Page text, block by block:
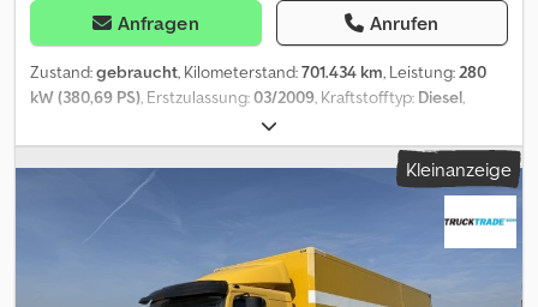
Anfragen Anrufen
Zustand:gebraucht, Kilometerstand:701.434 km, Leistung: 280
kW (380,69 PS) , Erstzulassung:03/2009 , Kraftstofftyp: Diesel
, maximales Ladegewicht:
Reifengröße:285 / 70 R 19.5 / 8mm, Achsen-Konfiguration:4x2,
nächste Prüfung (TÜV):10/2022, Fahrerkabine:Fahrerhaus,
mechanisch
, Federung:
Blatt-Luft, Anzahl der Sitzplätze: 25.500 mm,
285 / 70 R 19.5 / 8mm , Betriebsgewicht:
, Ausstattung:Klimaanlage,
Kleinanzeige